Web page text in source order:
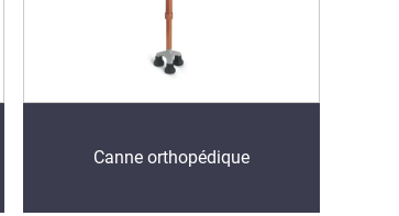
Canne orthopédique